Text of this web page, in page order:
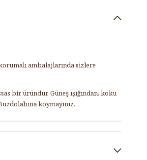
ambalajlarında sizlere
bir üründür. Güneş ışığından, koku
koymayınız.